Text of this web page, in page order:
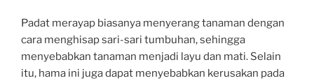
Padat merayap biasanya menyerang tanaman dengan
cara menghisap sari-sari tumbuhan, sehingga
menyebabkan tanaman menjadi layu dan mati. Selain
itu, hama ini juga dapat menyebabkan kerusakan pada